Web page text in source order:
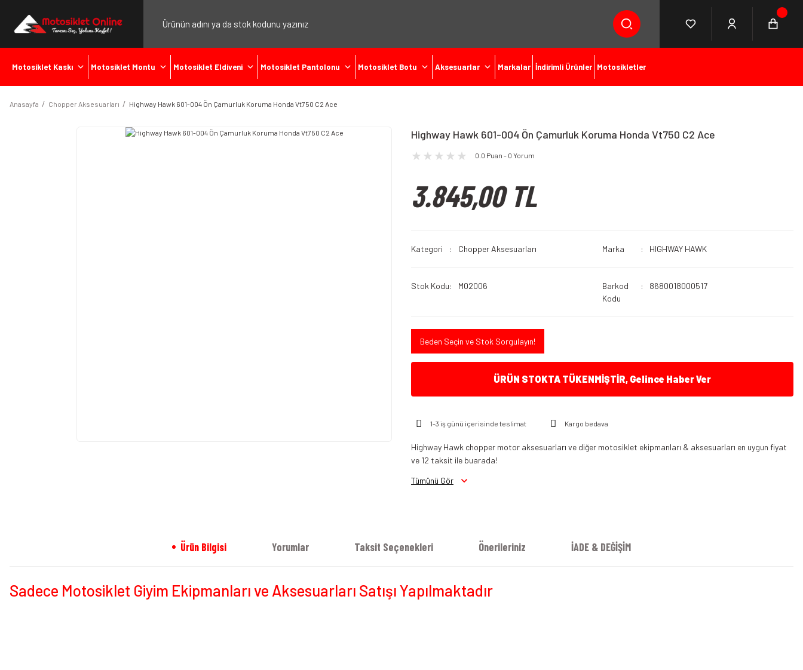
Motosiklet Kaskı Motosiklet Montu Motosiklet Eldiveni Motosiklet Pantolonu Motosiklet Botu Aksesuarlar Markalar İndirimli Ürünler Motosikletler
Anasayfa Chopper Aksesuarları Highway Hawk 601-004 Ön Çamurluk Koruma Honda Vt750 C2 Ace
Highway Hawk 601-004 Ön Çamurluk Koruma Honda Vt750 C2 Ace
0.0 Puan - 0 Yorum
3.845,00 TL
Kategori Chopper Aksesuarları Marka HIGHWAY HAWK
Stok Kodu M02006
Barkod
Kodu
8680018000517
Beden Seçin ve Stok Sorgulayın!
ÜRÜN STOKTA TÜKENMİŞTİR, Gelince Haber Ver
1-3 iş günü içerisinde teslimat Kargo bedava
Highway Hawk chopper motor aksesuarları ve diğer motosiklet ekipmanları & aksesuarları en uygun fiyat
ve 12 taksit ile buarada!
Tümünü Gör
Ürün Bilgisi Yorumlar Taksit Seçenekleri Önerileriniz İADE & DEĞİŞİM
Sadece Motosiklet Giyim Ekipmanları ve Aksesuarları Satışı Yapılmaktadır